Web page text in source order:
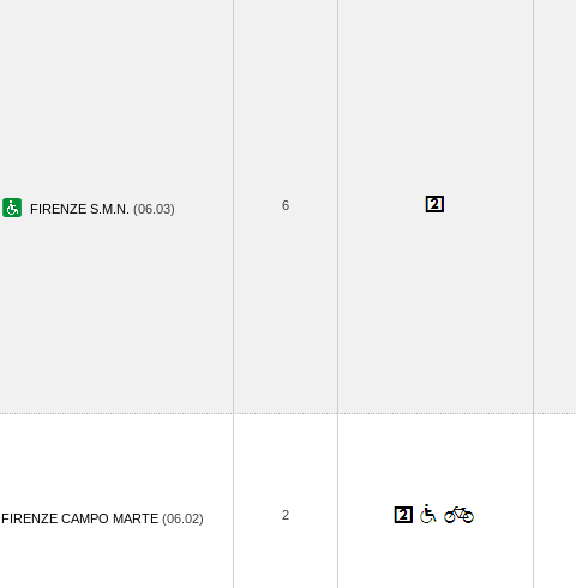
FIRENZE S.M.N. (06.03) 6
FIRENZE CAMPO MARTE (06.02) 2